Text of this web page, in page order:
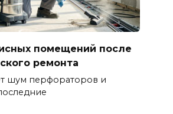
помещений после
ремонта
шум перфораторов и